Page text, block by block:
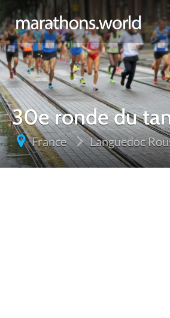
30e ronde du
France Languedoc